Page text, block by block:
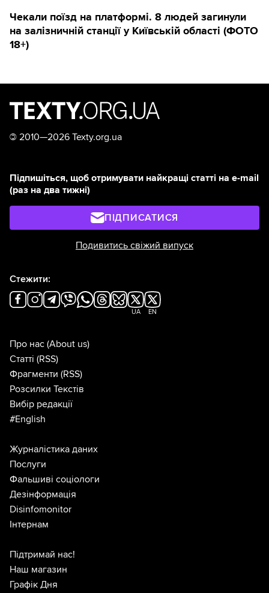
Чекали поїзд на платформі. 8 людей загинули
на залізничній станції у Київській області (ФОТО
18+)
© 2010—2026 Texty.org.ua
Підпишіться, щоб отримувати найкращі статті на e-mail
(раз на два тижні)
ПІДПИСАТИСЯ
Подивитись свіжий випуск
Стежити:
UA EN
Про нас (About us)
Статті (RSS)
Фрагменти (RSS)
Розсилки Текстів
Вибір редакції
#English
Журналістика даних
Послуги
Фальшиві соціологи
Дезінформація
Disinfomonitor
Інтернам
Підтримай нас!
Наш магазин
Графік Дня